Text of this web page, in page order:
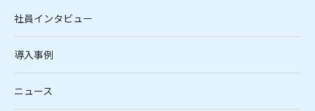
社員インタビュー
導入事例
ニュース